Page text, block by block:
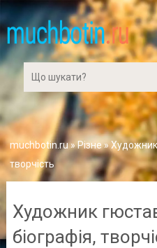
muchbotin.ru»Різне» Художник
творчість
Художник
біографія,